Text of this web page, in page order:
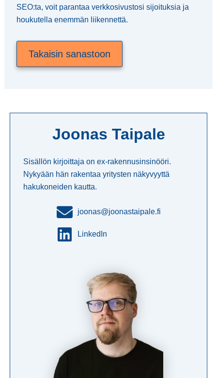
SEO:ta, voit parantaa verkkosivustosi sijoituksia ja
houkutella enemmän liikennettä.
Takaisin sanastoon
Joonas Taipale
Sisällön kirjoittaja on ex-rakennusinsinööri.
Nykyään hän rakentaa yritysten näkyvyyttä
hakukoneiden kautta.
joonas@joonastaipale.fi
LinkedIn